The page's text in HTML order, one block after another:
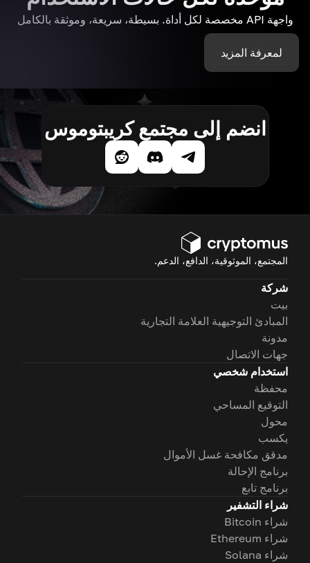
واجهة API مخصصة لكل أداة. بسيطة، سريعة، وموثقة بالكامل
لمعرفة المزيد
انضم إلى مجتمع كريبتوموس
المجتمع، الموثوقية، الدافع، الدعم.
شركة
بيت
المبادئ التوجيهية العلامة التجارية
مدونة
جهات الاتصال
استخدام شخصي
محفظة
التوقيع المساحي
محول
يكسب
مدقق مكافحة غسل الأموال
برنامج الإحالة
برنامج تابع
شراء التشفير
شراء Bitcoin
شراء Ethereum
شراء Solana